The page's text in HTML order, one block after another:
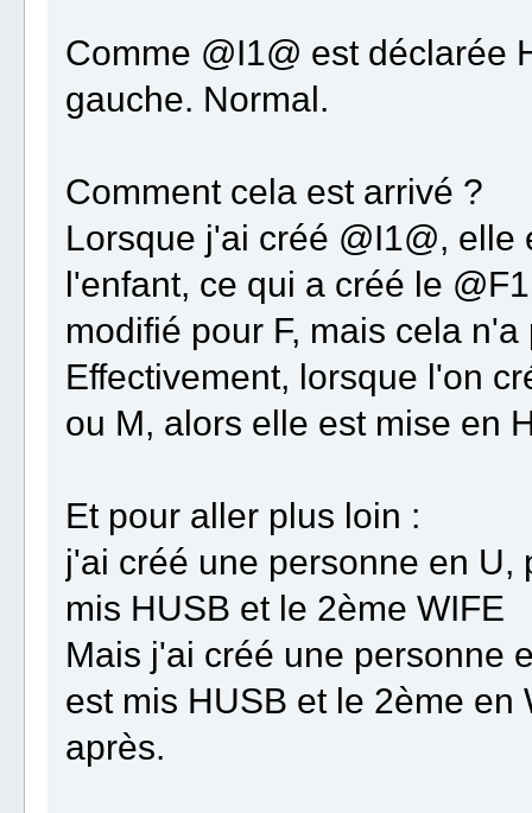
Comme @I1@ est déclarée
gauche. Normal.
Comment cela est arrivé ?
Lorsque j'ai créé @I1@,
l'enfant, ce qui a créé le
modifié pour F, mais cela
Effectivement, lorsque l'on
ou M, alors elle est mise en
Et pour aller plus loin :
j'ai créé une personne en
mis HUSB et le 2ème WIFE
Mais j'ai créé une personne
est mis HUSB et le 2ème en
après.